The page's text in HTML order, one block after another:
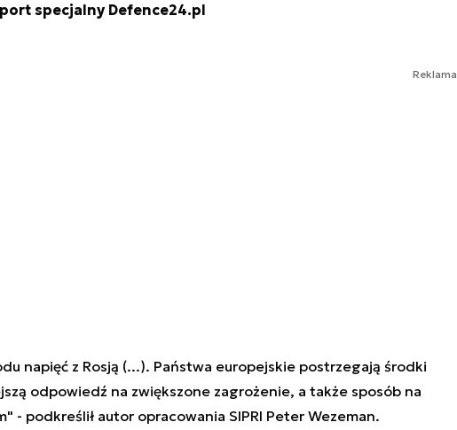
specjalny Defence24.pl
Reklama
napięć z Rosją (...). Państwa europejskie postrzegają środki
odpowiedź na zwiększone zagrożenie, a także sposób na
- podkreślił autor opracowania SIPRI Peter Wezeman.